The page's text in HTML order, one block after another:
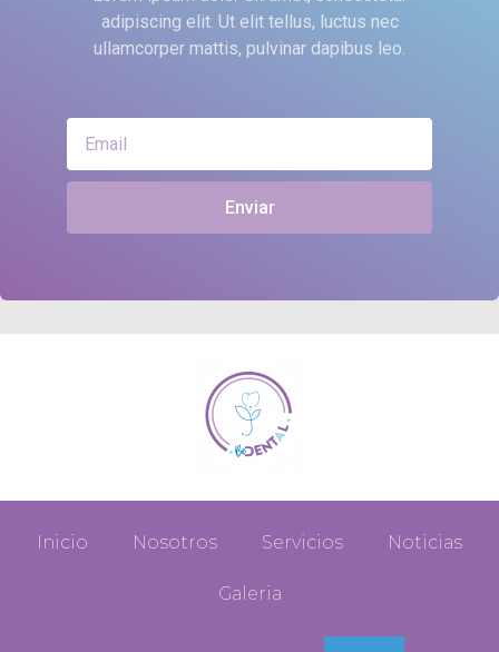
adipiscing elit. Ut elit tellus, luctus nec
ullamcorper mattis, pulvinar dapibus leo.
Enviar
Inicio Nosotros Servicios Noticias
Galeria